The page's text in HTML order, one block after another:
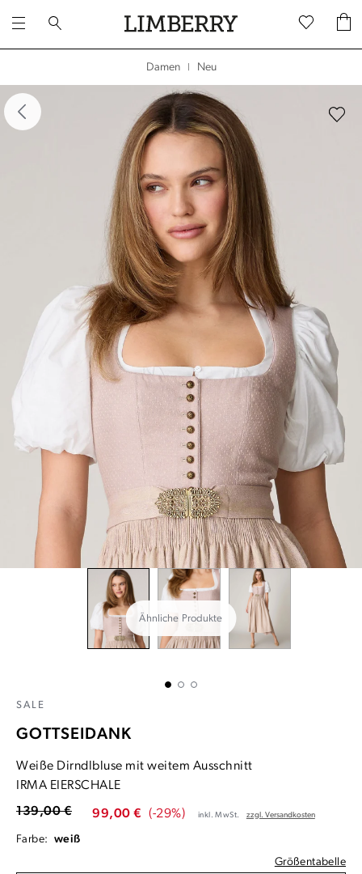
Damen Neu
überspringen
Ähnliche Produkte
SALE
GOTTSEIDANK
Weiße Dirndlbluse mit weitem Ausschnitt
IRMA EIERSCHALE
99,00 € (-29%)
139,00 € inkl. MwSt. zzgl. Versandkosten
Farbe: weiß
Größentabelle